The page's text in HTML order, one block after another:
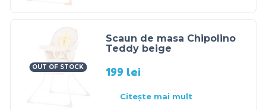
OUT OF STOCK
Scaun de masa Chipolino
Teddy beige
199 lei
Citește mai mult